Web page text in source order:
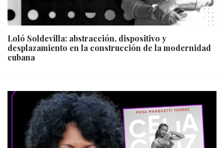
Loló Soldevilla: abstracción, dispositivo y
desplazamiento en la construcción de la modernidad
cubana